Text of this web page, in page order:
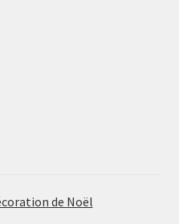
de Noël